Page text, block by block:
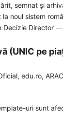
semnat și
noul sistem
Decizie Director
(UNIC pe
edu.ro,
uri sunt